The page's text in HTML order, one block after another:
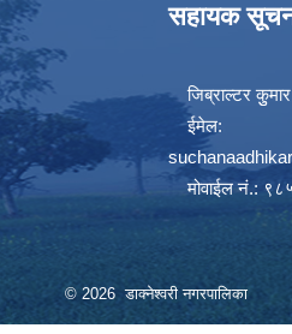
सहायक
जिब्राल्टर कुुमार
ईमेल:
मोवाईल नं.:
© 2026 डाक्नेश्वरी नगरपालिका